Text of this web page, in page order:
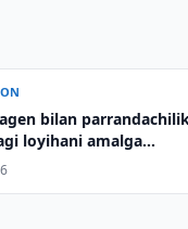
bilan
loyihani amalga
muhokama qildi